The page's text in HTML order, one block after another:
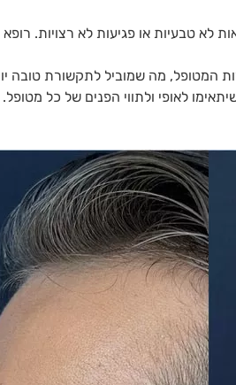
טבעיות או פגיעות לא רצויות.
המטופל, מה שמוביל לתקשורת טובה
לאופי ולתווי הפנים של כל מטופל.